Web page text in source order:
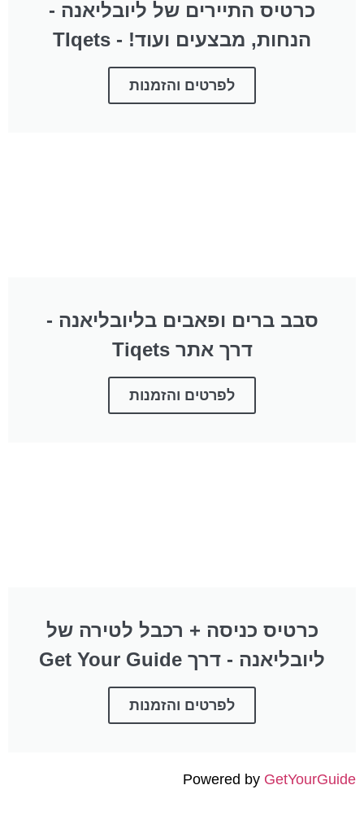
כרטיס התיירים של ליובליאנה -
הנחות, מבצעים ועוד! - TIqets
לפרטים והזמנות
סבב ברים ופאבים בליובליאנה -
דרך אתר Tiqets
לפרטים והזמנות
כרטיס כניסה + רכבל לטירה של
ליובליאנה - דרך Get Your Guide
לפרטים והזמנות
Powered by GetYourGuide